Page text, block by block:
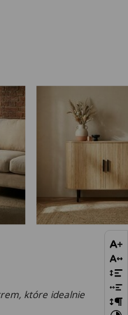
które idealnie